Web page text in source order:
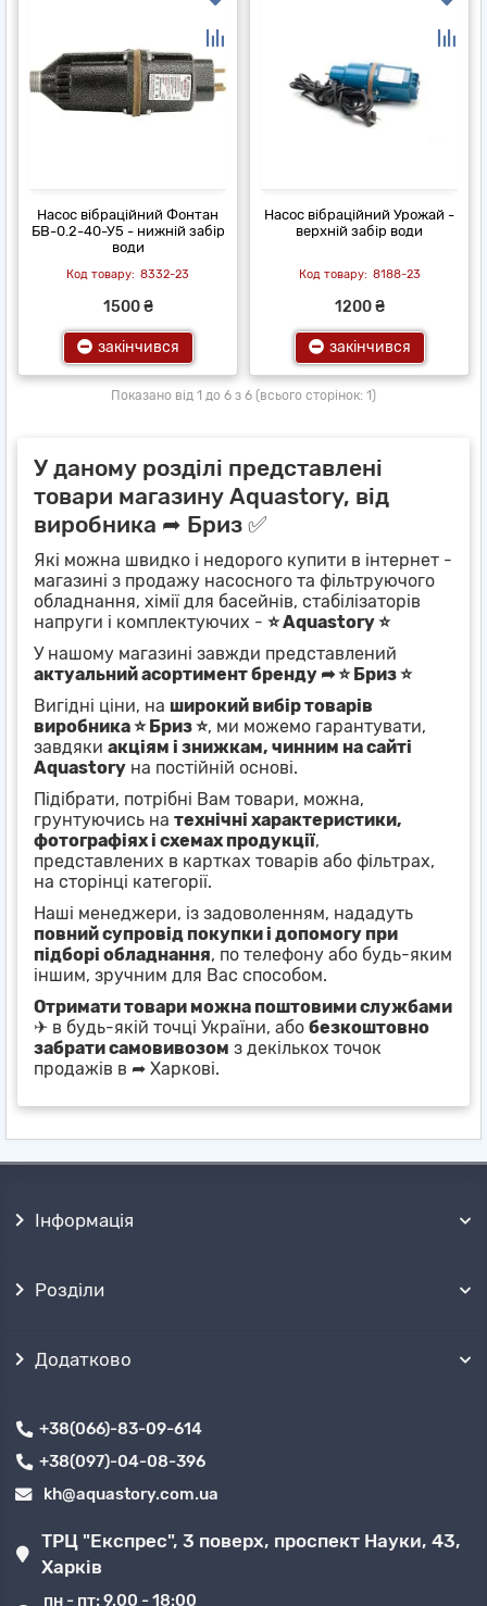
Насос вібраційний Фонтан
БВ-0.2-40-У5 - нижній забір
води
8332-23
1500 ₴
закінчився
Насос вібраційний Урожай -
верхній забір води
8188-23
1200 ₴
закінчився
Показано від 1 до 6 з 6 (всього сторінок: 1)
У даному розділі представлені
товари магазину Aquastory, від
виробника ➦ Бриз ✅
Які можна швидко і недорого купити в інтернет -
магазині з продажу насосного та фільтруючого
обладнання, хімії для басейнів, стабілізаторів
напруги і комплектуючих - ⭐ Aquastory ⭐
У нашому магазині завжди представлений
актуальний асортимент бренду ➦ ⭐ Бриз ⭐
Вигідні ціни, на широкий вибір товарів
виробника ⭐ Бриз ⭐, ми можемо гарантувати,
завдяки акціям і знижкам, чинним на сайті
Aquastory на постійній основі.
Підібрати, потрібні Вам товари, можна,
грунтуючись на технічні характеристики,
фотографіях і схемах продукції,
представлених в картках товарів або фільтрах,
на сторінці категорії.
Наші менеджери, із задоволенням, нададуть
повний супровід покупки і допомогу при
підборі обладнання, по телефону або будь-яким
іншим, зручним для Вас способом.
Отримати товари можна поштовими службами
✈ в будь-якій точці України, або безкоштовно
забрати самовивозом з декількох точок
продажів в ➦ Харкові.
Інформація
Розділи
Додатково
+38(066)-83-09-614
+38(097)-04-08-396
kh@aquastory.com.ua
ТРЦ "Експрес", 3 поверх, проспект Науки, 43,
Харків
пн - пт: 9.00 - 18:00